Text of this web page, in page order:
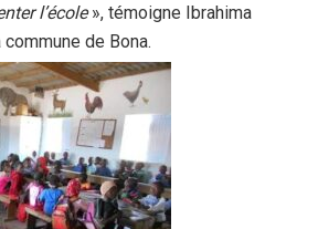
l’école», témoigne Ibrahima
de Bona.